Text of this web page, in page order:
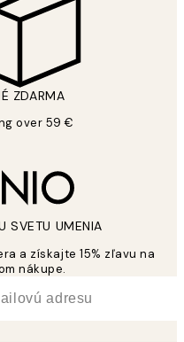
ZDARMA
over 59 €
SVETU UMENIA
a získajte 15% zľavu na
nákupe.